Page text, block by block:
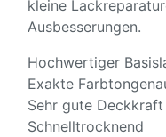
kleine
Ausbesserungen.
Hochwertiger
Exakte
Sehr gute Deckkraft
Schnelltrocknend